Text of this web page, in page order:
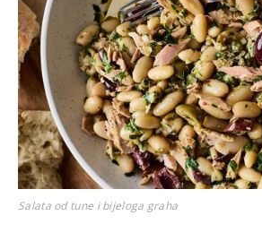
Salata od tune i bijeloga graha